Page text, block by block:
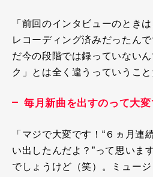
「前回のインタビューのとき
レコーディング済みだったん
だ今の段階では録っていない
ク」とは全く違うっていうこと
毎月新曲を出すのって大変
「マジで大変です！“６ヵ月連
い出したんだよ？”って思いま
でしょうけど（笑）。ミュー